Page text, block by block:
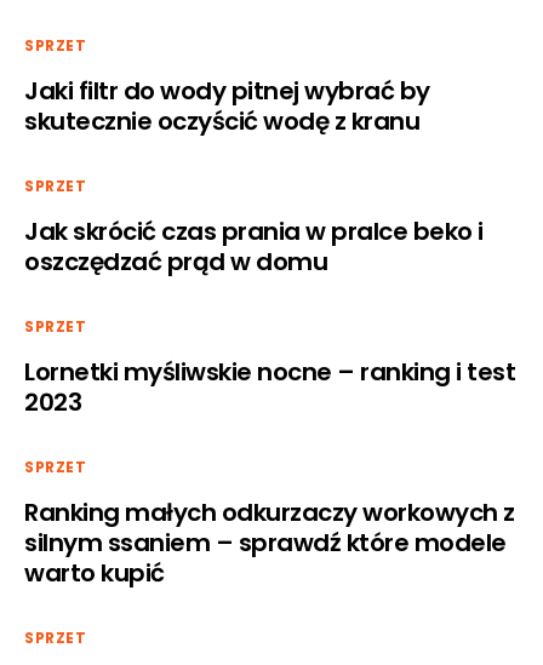
SPRZET
Jaki filtr do wody pitnej wybrać by
skutecznie oczyścić wodę z kranu
SPRZET
Jak skrócić czas prania w pralce beko i
oszczędzać prąd w domu
SPRZET
Lornetki myśliwskie nocne – ranking i test
2023
SPRZET
Ranking małych odkurzaczy workowych z
silnym ssaniem – sprawdź które modele
warto kupić
SPRZET